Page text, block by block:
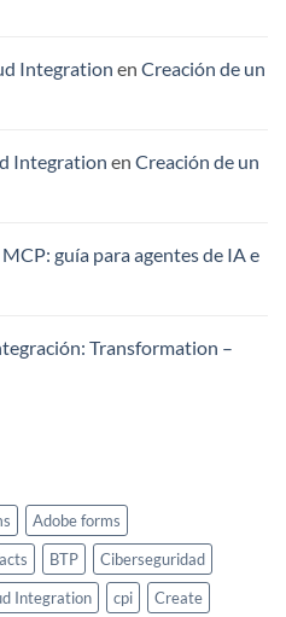
Integration en Creación de un
Integration en Creación de un
MCP: guía para agentes de IA e
Transformation –
Adobe forms
BTP
Ciberseguridad
Integration cpi Create